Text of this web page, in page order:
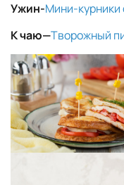
Ужин-Мини-курники
К чаю—Творожный